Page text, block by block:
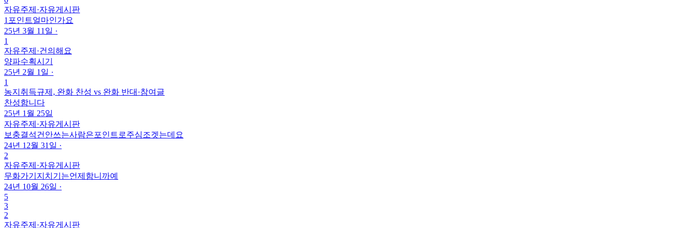
자유주제 ·자유게시판
1포인트얼마인가요
25년 3월 11일 ·
1
자유주제 ·건의해요
양파수획시기
25년 2월 1일 ·
1
농지취득규제, 완화 찬성 vs 완화 반대 ·참여글
찬성함니다
25년 1월 25일
자유주제 ·자유게시판
보충결석건안쓰는사람은포인트로주심조겟는데요
24년 12월 31일 ·
2
자유주제 ·자유게시판
무화가기지치기는언제함니까예
24년 10월 26일 ·
5
3
2
자유주제 ·자유게시판